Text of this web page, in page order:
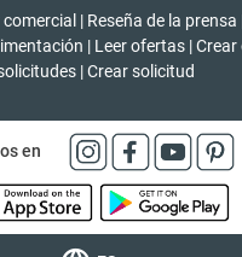
| Reseña de la prensa
| Leer ofertas | Crear
|Crear solicitud
en